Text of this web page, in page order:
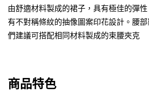
由舒適材料製成的裙子，具有極佳的彈
有不對稱條紋的抽像圖案印花設計。腰
們建議可搭配相同材料製成的束腰夾克
商品特色